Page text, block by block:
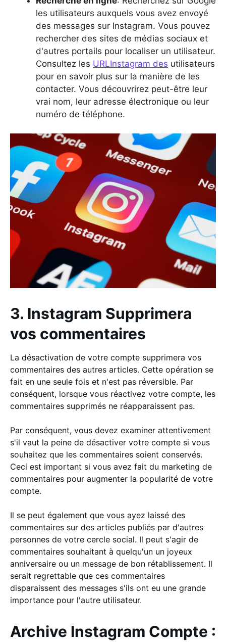
les utilisateurs auxquels vous avez envoyé
des messages sur Instagram. Vous pouvez
rechercher des sites de médias sociaux et
d'autres portails pour localiser un utilisateur.
Consultez les URLInstagram des utilisateurs
pour en savoir plus sur la manière de les
contacter. Vous découvrirez peut-être leur
vrai nom, leur adresse électronique ou leur
numéro de téléphone.
3. Instagram Supprimera
vos commentaires
La désactivation de votre compte supprimera vos
commentaires des autres articles. Cette opération se
fait en une seule fois et n'est pas réversible. Par
conséquent, lorsque vous réactivez votre compte, les
commentaires supprimés ne réapparaissent pas.
Par conséquent, vous devez examiner attentivement
s'il vaut la peine de désactiver votre compte si vous
souhaitez que les commentaires soient conservés.
Ceci est important si vous avez fait du marketing de
commentaires pour augmenter la popularité de votre
compte.
Il se peut également que vous ayez laissé des
commentaires sur des articles publiés par d'autres
personnes de votre cercle social. Il peut s'agir de
commentaires souhaitant à quelqu'un un joyeux
anniversaire ou un message de bon rétablissement. Il
serait regrettable que ces commentaires
disparaissent des messages s'ils ont eu une grande
importance pour l'autre utilisateur.
Archive Instagram Compte :